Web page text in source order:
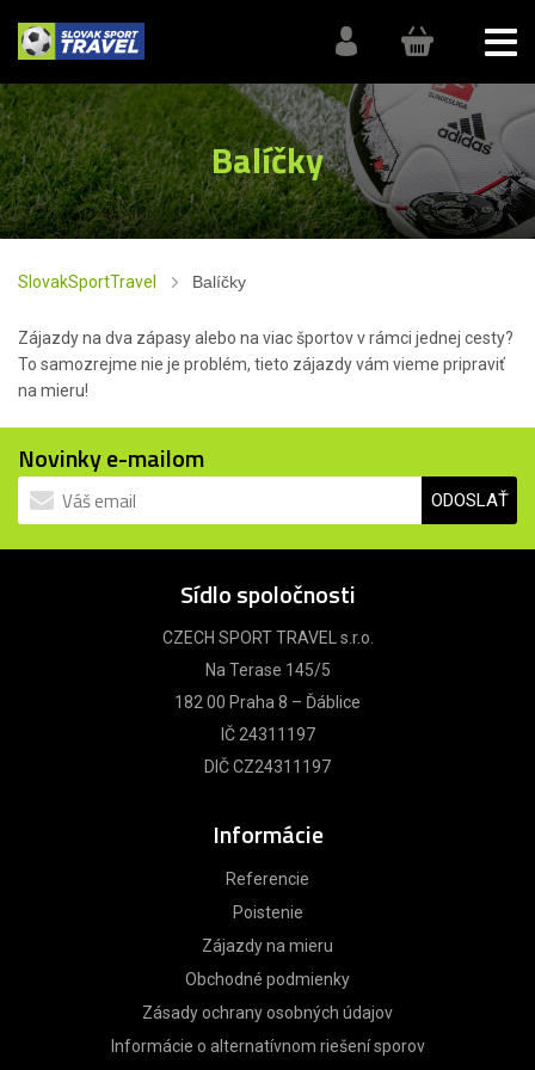
Balíčky
SlovakSportTravel Balíčky
Zájazdy na dva zápasy alebo na viac športov v rámci jednej cesty?
To samozrejme nie je problém, tieto zájazdy vám vieme pripraviť
na mieru!
Novinky e-mailom
ODOSLAŤ
Sídlo spoločnosti
CZECH SPORT TRAVEL s.r.o.
Na Terase 145/5
182 00 Praha 8 – Ďáblice
IČ 24311197
DIČ CZ24311197
Informácie
Referencie
Poistenie
Zájazdy na mieru
Obchodné podmienky
Zásady ochrany osobných údajov
Informácie o alternatívnom riešení sporov